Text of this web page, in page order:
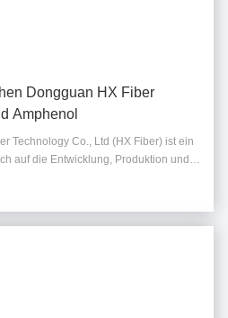
Dongguan HX Fiber
Amphenol
Technology Co., Ltd (HX Fiber) ist ein
auf die Entwicklung, Produktion und
für leistungsstarke optische
mit ...